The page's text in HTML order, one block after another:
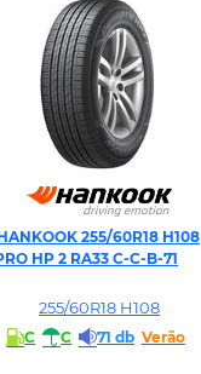
255/60R18 H108
HP 2 RA33 C-C-B-71
255/60R18 H108
C C 71 db Verão